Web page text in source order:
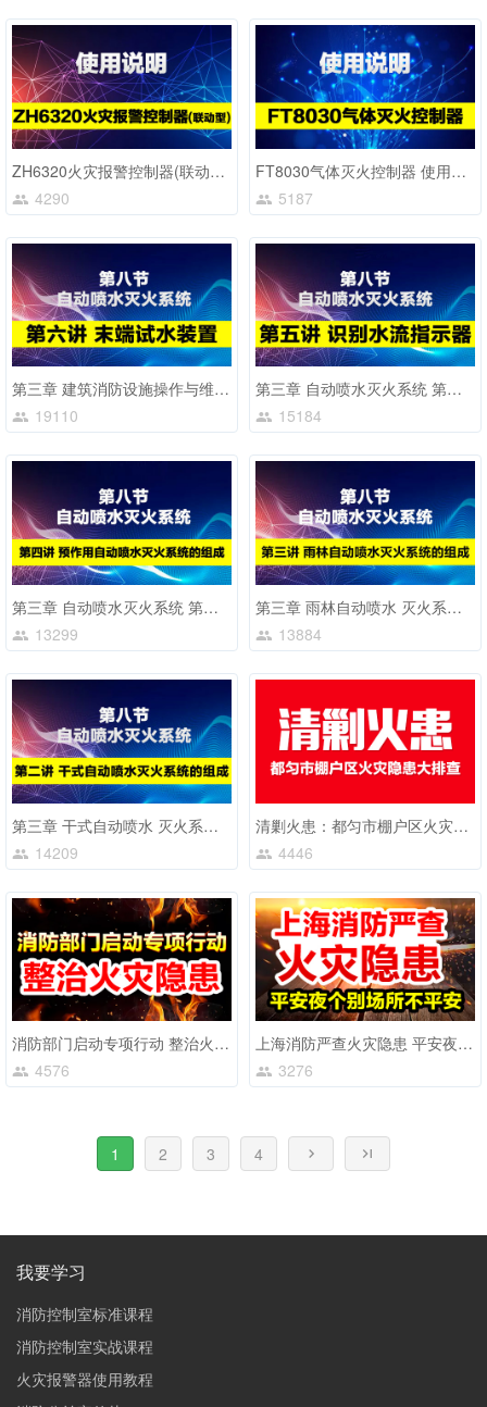
ZH6320火灾报警控制器(联动型) 试用说明
4290
FT8030气体灭火控制器 使用说明
5187
第三章 建筑消防设施操作与维护 第八节 第6讲
19110
第三章 自动喷水灭火系统 第五讲
15184
第三章 自动喷水灭火系统 第四讲
13299
第三章 雨林自动喷水 灭火系统的组成
13884
第三章 干式自动喷水 灭火系统的组成 第八节 第2讲
14209
清剿火患：都匀市棚户区火灾隐患大排查
4446
消防部门启动专项行动 整治火灾隐患
4576
上海消防严查火灾隐患 平安夜个别场所不平安
3276
1 2 3 4
我要学习
消防控制室标准课程
消防控制室实战课程
火灾报警器使用教程